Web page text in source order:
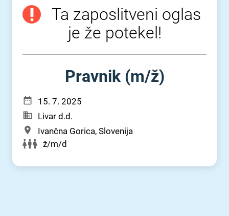
Ta zaposlitveni oglas
je že potekel!
Pravnik (m⁠/⁠ž)
15. 7. 2025
Livar d.d.
Ivančna Gorica, Slovenija
ž/m/d